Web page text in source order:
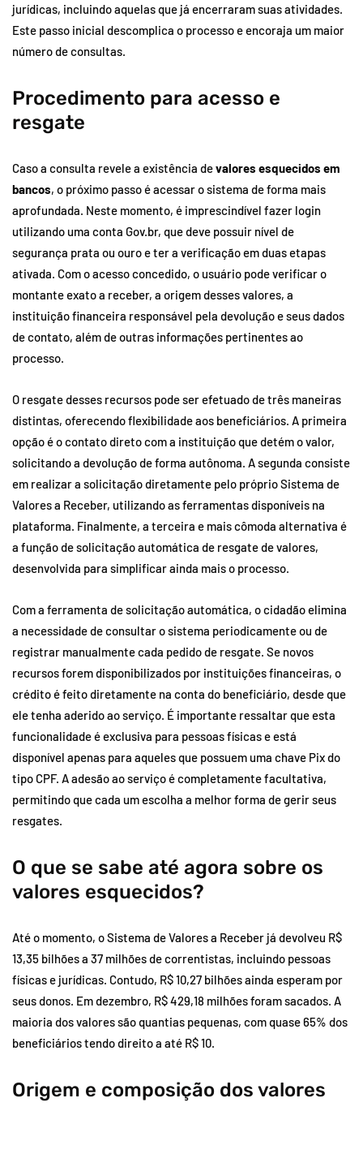
jurídicas, incluindo aquelas que já encerraram suas atividades.
Este passo inicial descomplica o processo e encoraja um maior
número de consultas.
Procedimento para acesso e
resgate
Caso a consulta revele a existência devalores esquecidos em
bancos, o próximo passo é acessar o sistema de forma mais
aprofundada. Neste momento, é imprescindível fazer login
utilizando uma conta Gov.br, que deve possuir nível de
segurança prata ou ouro e ter a verificação em duas etapas
ativada. Com o acesso concedido, o usuário pode verificar o
montante exato a receber, a origem desses valores, a
instituição financeira responsável pela devolução e seus dados
de contato, além de outras informações pertinentes ao
processo.
O resgate desses recursos pode ser efetuado de três maneiras
distintas, oferecendo flexibilidade aos beneficiários. A primeira
opção é o contato direto com a instituição que detém o valor,
solicitando a devolução de forma autônoma. A segunda consiste
em realizar a solicitação diretamente pelo próprio Sistema de
Valores a Receber, utilizando as ferramentas disponíveis na
plataforma. Finalmente, a terceira e mais cômoda alternativa é
a função de solicitação automática de resgate de valores,
desenvolvida para simplificar ainda mais o processo.
Com a ferramenta de solicitação automática, o cidadão elimina
a necessidade de consultar o sistema periodicamente ou de
registrar manualmente cada pedido de resgate. Se novos
recursos forem disponibilizados por instituições financeiras, o
crédito é feito diretamente na conta do beneficiário, desde que
ele tenha aderido ao serviço. É importante ressaltar que esta
funcionalidade é exclusiva para pessoas físicas e está
disponível apenas para aqueles que possuem uma chave Pix do
tipo CPF. A adesão ao serviço é completamente facultativa,
permitindo que cada um escolha a melhor forma de gerir seus
resgates.
O que se sabe até agora sobre os
valores esquecidos?
Até o momento, o Sistema de Valores a Receber já devolveu R$
13,35 bilhões a 37 milhões de correntistas, incluindo pessoas
físicas e jurídicas. Contudo, R$ 10,27 bilhões ainda esperam por
seus donos. Em dezembro, R$ 429,18 milhões foram sacados. A
maioria dos valores são quantias pequenas, com quase 65% dos
beneficiários tendo direito a até R$ 10.
Origem e composição dos valores